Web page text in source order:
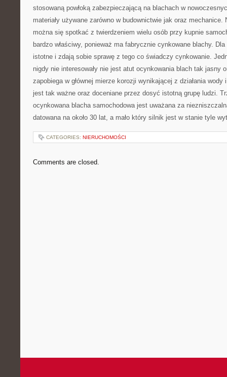
stosowaną powłoką zabezpieczającą na blachach w
materiały używane zarówno w budownictwie jak oraz mechanice.
można się spotkać z twierdzeniem wielu osób przy kupnie
bardzo właściwy, ponieważ ma fabrycznie cynkowane blachy.
istotne i zdają sobie sprawę z tego co świadczy cynkowanie.
nigdy nie interesowały nie jest atut ocynkowania blach tak jasny
zapobiega w głównej mierze korozji wynikającej z działania wody
jest tak ważne oraz doceniane przez dosyć istotną grupę ludzi.
ocynkowana blacha samochodowa jest uważana za
datowana na około 30 lat, a mało który silnik jest w stanie tyle
CATEGORIES: NIERUCHOMOŚCI
Comments are closed.